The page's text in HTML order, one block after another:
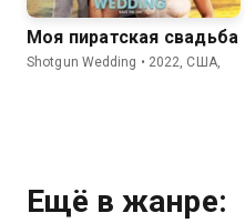
Моя пиратская свадьба
Shotgun Wedding • 2022, США,
Ещё в жанре: